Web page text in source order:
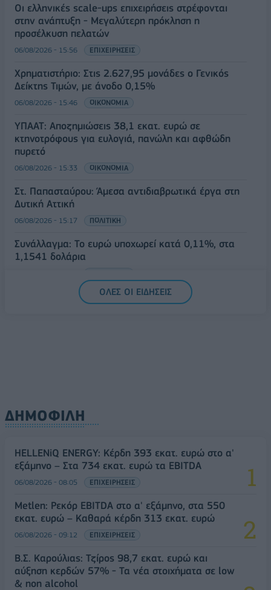
Οι ελληνικές scale-ups επιχειρήσεις στρέφονται
στην ανάπτυξη - Μεγαλύτερη πρόκληση η
προσέλκυση πελατών
06/08/2026 - 15:56 ΕΠΙΧΕΙΡΗΣΕΙΣ
Χρηματιστήριο: Στις 2.627,95 μονάδες ο Γενικός
Δείκτης Τιμών, με άνοδο 0,15%
06/08/2026 - 15:46 ΟΙΚΟΝΟΜΙΑ
ΥΠΑΑΤ: Αποζημιώσεις 38,1 εκατ. ευρώ σε
κτηνοτρόφους για ευλογιά, πανώλη και αφθώδη
πυρετό
06/08/2026 - 15:33 ΟΙΚΟΝΟΜΙΑ
Στ. Παπασταύρου: Άμεσα αντιδιαβρωτικά έργα στη
Δυτική Αττική
06/08/2026 - 15:17 ΠΟΛΙΤΙΚΗ
Συνάλλαγμα: Το ευρώ υποχωρεί κατά 0,11%, στα
1,1541 δολάρια
ΟΛΕΣ ΟΙ ΕΙΔΗΣΕΙΣ
ΔΗΜΟΦΙΛΗ
HELLENiQ ENERGY: Κέρδη 393 εκατ. ευρώ στο α'
εξάμηνο – Στα 734 εκατ. ευρώ τα EBITDA
06/08/2026 - 08:05 ΕΠΙΧΕΙΡΗΣΕΙΣ
Metlen: Ρεκόρ EBITDA στο α' εξάμηνο, στα 550
εκατ. ευρώ – Καθαρά κέρδη 313 εκατ. ευρώ
06/08/2026 - 09:12 ΕΠΙΧΕΙΡΗΣΕΙΣ
Β.Σ. Καρούλιας: Τζίρος 98,7 εκατ. ευρώ και
αύξηση κερδών 57% - Τα νέα στοιχήματα σε low
& non alcohol